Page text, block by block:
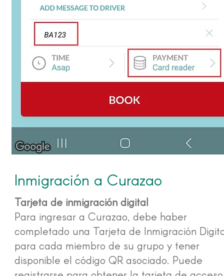
Inmigración a Curazao
Tarjeta de inmigración digital
Para ingresar a Curazao, debe haber
completado una Tarjeta de Inmigración
para cada miembro de su grupo y tener
disponible el código QR asociado. Puede